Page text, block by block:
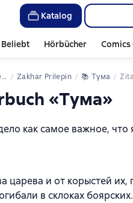
Katalog
Beliebt Hörbücher
Zakhar Prilepin 📚 Тума
«Тума»
как самое важное,
царева и от корыстей
в склоках